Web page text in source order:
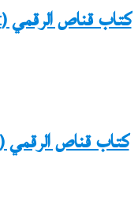
كتاب قناص الرقمي (1): خطوة على طريق النشر؛ 2024